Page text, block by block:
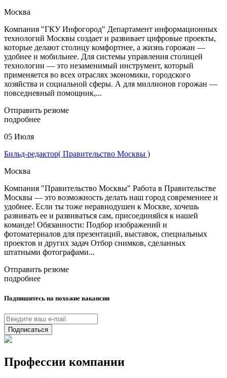
Москва
Компания "ГКУ Инфогород" Департамент информационных
технологий Москвы создает и развивает цифровые проекты,
которые делают столицу комфортнее, а жизнь горожан —
удобнее и мобильнее. Для системы управления столицей
технологии — это незаменимый инструмент, который
применяется во всех отраслях экономики, городского
хозяйства и социальной сферы. А для миллионов горожан —
повседневный помощник,...
Отправить резюме
подробнее
05 Июля
Бильд-редактор( Правительство Москвы )
Москва
Компания "Правительство Москвы" Работа в Правительстве
Москвы — это возможность делать наш город современнее и
удобнее. Если ты тоже неравнодушен к Москве, хочешь
развивать ее и развиваться сам, присоединяйся к нашей
команде! Обязанности: Подбор изображений и
фотоматериалов для презентаций, выставок, специальных
проектов и других задач Отбор снимков, сделанных
штатными фотографами...
Отправить резюме
подробнее
Подпишитесь на похожие вакансии
Подписаться
Профессии компании